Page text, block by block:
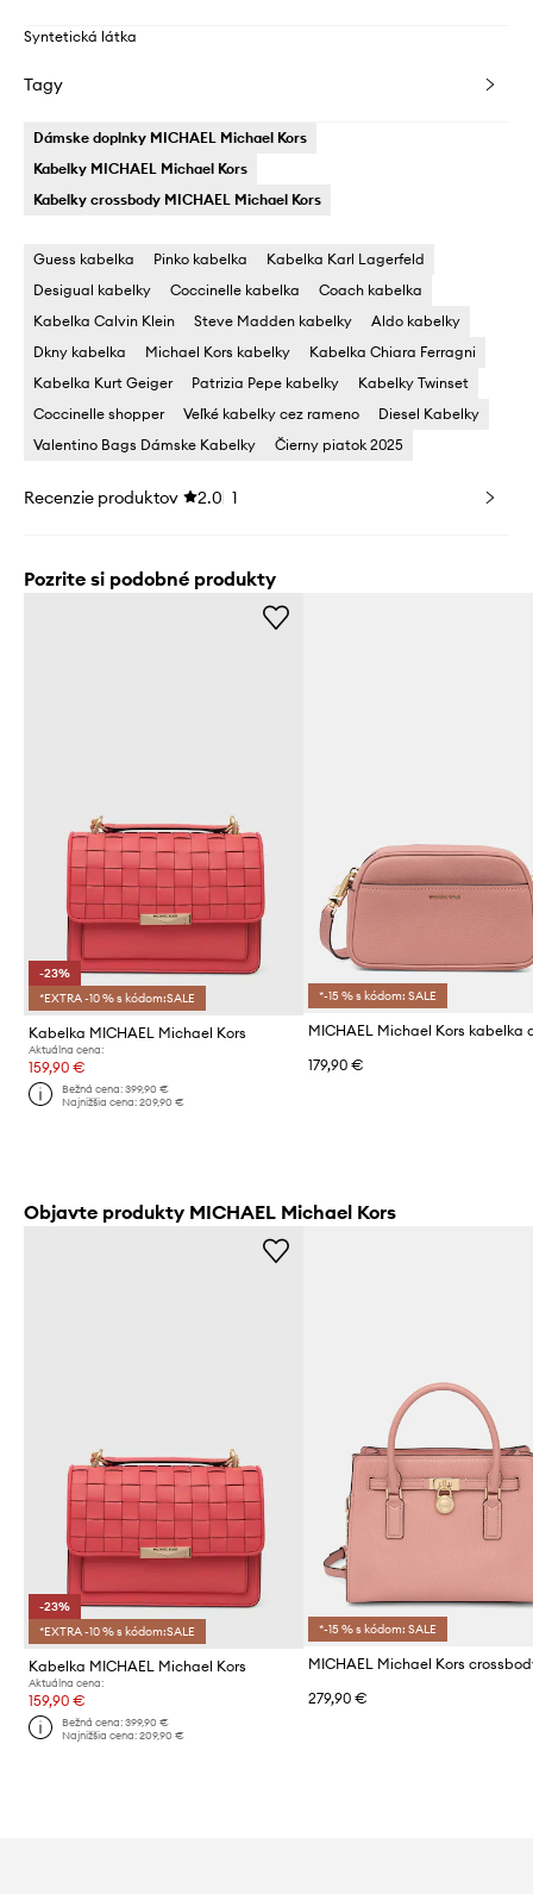
Syntetická látka
Tagy
Dámske doplnky MICHAEL Michael Kors
Kabelky MICHAEL Michael Kors
Kabelky crossbody MICHAEL Michael Kors
Guess kabelka Pinko kabelka
Kabelka Karl Lagerfeld
Desigual kabelky
Coccinelle kabelka
Coach kabelka
Kabelka Calvin Klein
Steve Madden kabelky
Aldo kabelky
Dkny kabelka
Michael Kors kabelky
Kabelka Chiara Ferragni
Kabelka Kurt Geiger
Patrizia Pepe kabelky
Kabelky Twinset
Coccinelle shopper
Veľké kabelky cez rameno
Diesel Kabelky
Valentino Bags Dámske Kabelky
Čierny piatok 2025
Recenzie produktov 2.0 1
Pozrite si podobné produkty
-23%
*EXTRA -10 % s kódom:SALE
Kabelka MICHAEL Michael Kors
Aktuálna cena:
159,90 €
Bežná cena:399,90 €
Najnižšia cena:209,90 €
*-15 % s kódom: SALE
179,90 €
Objavte produkty MICHAEL Michael Kors
-23%
*EXTRA -10 % s kódom:SALE
Kabelka MICHAEL Michael Kors
Aktuálna cena:
159,90 €
Bežná cena:399,90 €
Najnižšia cena:209,90 €
*-15 % s kódom: SALE
279,90 €